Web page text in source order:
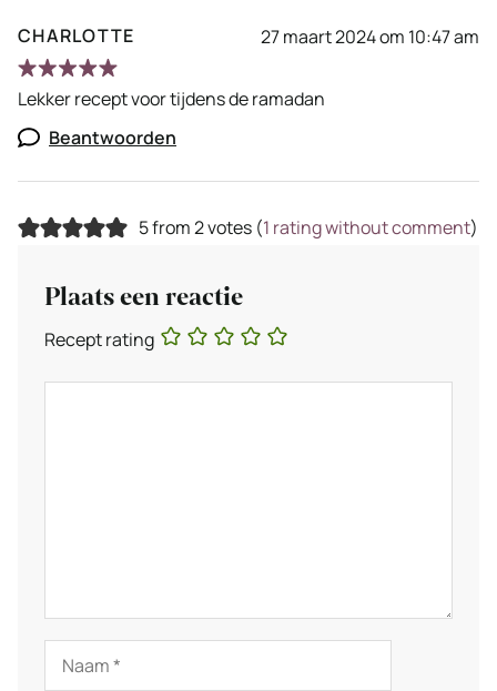
CHARLOTTE 27 maart 2024 om 10:47 am
Lekker recept voor tijdens de ramadan
Beantwoorden
5 from 2 votes (1 rating without comment)
Plaats een reactie
Recept rating
Naam